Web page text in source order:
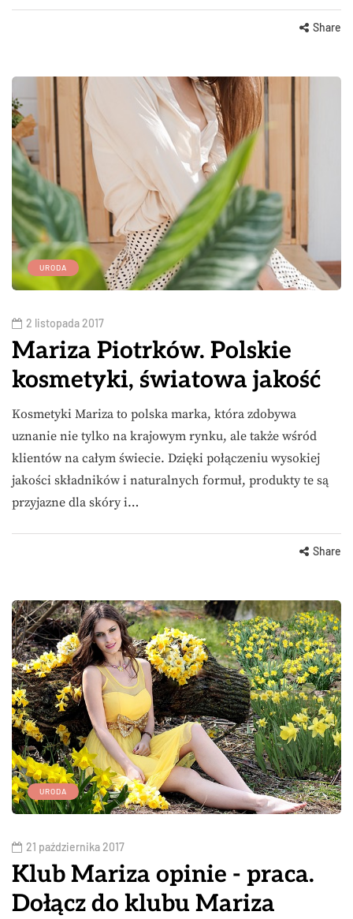
Share
URODA
2 listopada 2017
Mariza Piotrków. Polskie
kosmetyki, światowa jakość
Kosmetyki Mariza to polska marka, która zdobywa
uznanie nie tylko na krajowym rynku, ale także wśród
klientów na całym świecie. Dzięki połączeniu wysokiej
jakości składników i naturalnych formuł, produkty te są
przyjazne dla skóry i…
Share
URODA
21 października 2017
Klub Mariza opinie - praca.
Dołącz do klubu Mariza